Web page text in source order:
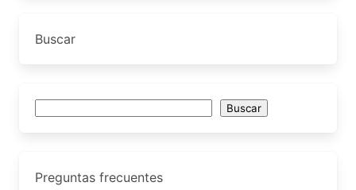
Buscar
Buscar
Preguntas frecuentes